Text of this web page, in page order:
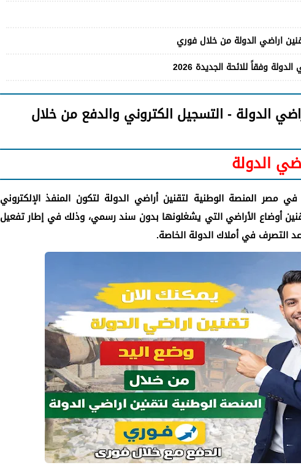
اراضي الدولة من خلال فوري
وفقاً للائحة الجديدة 2026
الدولة - التسجيل الكتروني والدفع من خلال
الدولة
في مصر المنصة الوطنية لتقنين أراضي الدولة لتكون المنفذ الإلكتروني
أوضاع الأراضي التي يشغلونها بدون سند رسمي، وذلك في إطار تفعيل